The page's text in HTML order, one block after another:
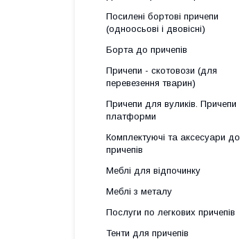
Посилені бортові причепи
(одноосьові і двовісні)
Борта до причепів
Причепи - скотовози (для
перевезення тварин)
Причепи для вуликів. Причепи
платформи
Комплектуючі та аксесуари до
причепів
Меблі для відпочинку
Меблі з металу
Послуги по легкових причепів
Тенти для причепів